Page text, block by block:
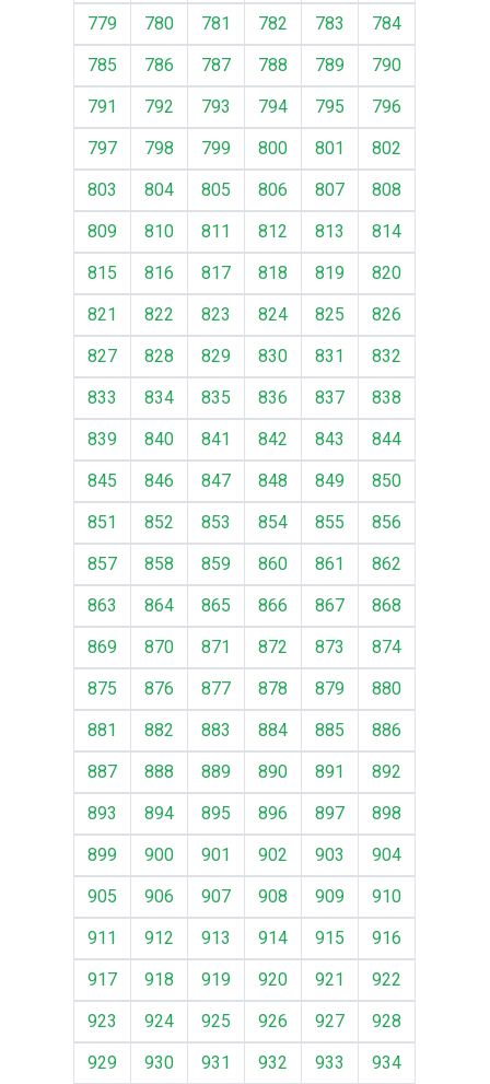
779 780 781 782 783
784
785
786 787 788 789
790
791
792 793 794 795
796
797
798 799 800 801
802
803
804 805 806 807
808
809
810 811 812 813
814
815
816 817 818 819
820
821
822 823 824 825
826
827
828 829 830 831
832
833
834 835 836 837
838
839
840 841 842 843
844
845
846 847 848 849
850
851
852 853 854 855
856
857
858 859 860 861
862
863
864 865 866 867
868
869
870 871 872 873
874
875
876 877 878 879
880
881
882 883 884 885
886
887
888 889 890 891
892
893
894 895 896 897
898
899
900 901 902 903
904
905
906 907 908 909
910
911
912 913 914 915
916
917
918 919 920 921
922
923
924 925 926 927
928
929
930 931 932 933
934